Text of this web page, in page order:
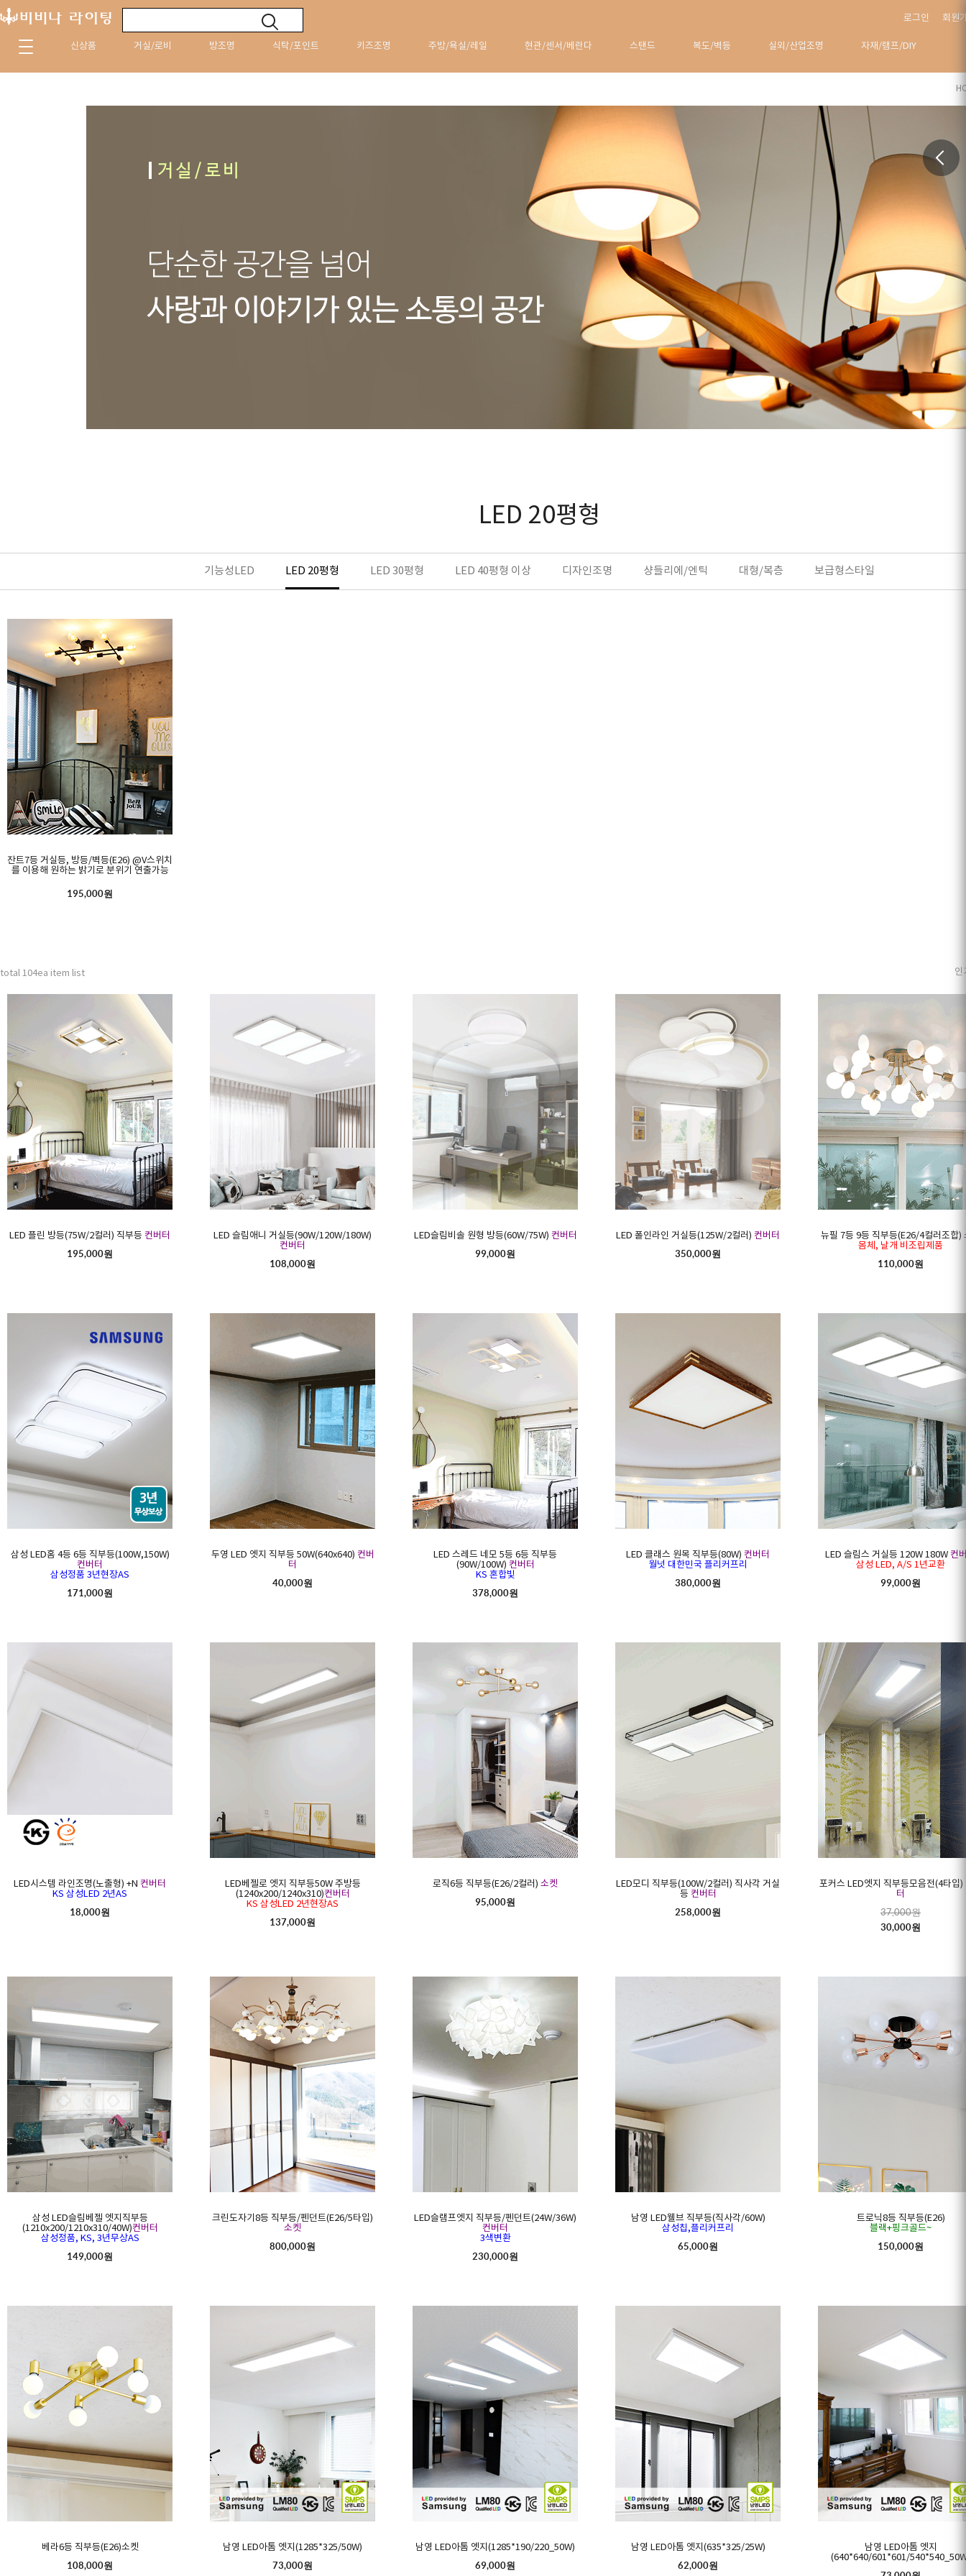
로그인 회원
신상품 거실/로비 방조명 식탁/포인트 키즈조명 주방/욕실/레일 현관/센서/베란다 스탠드 복도/벽등 실외/산업조명 자재/램프/DIY
LED 20평형
기능성LED LED 20평형 LED 30평형 LED 40평형 이상 디자인조명 샹들리에/엔틱 대형/복층 보급형스타일
잔트7등 거실등, 방등/벽등(E26) @V스위치
를 이용해 원하는 밝기로 분위기 연출가능
195,000원
total 104ea item list 인
LED 플린 방등(75W/2컬러) 직부등 컨버터
195,000원
LED 슬림애니 거실등(90W/120W/180W)
컨버터
108,000원
LED슬림비솔 원형 방등(60W/75W) 컨버터
99,000원
LED 폴인라인 거실등(125W/2컬러) 컨버터
350,000원
뉴필 7등 9등 직부등(E26/4컬러조합)
몸체, 날개 비조립제품
110,000원
삼성 LED홈 4등 6등 직부등(100W,150W)
컨버터
삼성정품 3년현장AS
171,000원
두영 LED 엣지 직부등 50W(640x640) 컨버
터
40,000원
LED 스레드 네모 5등 6등 직부등
(90W/100W) 컨버터
KS 혼합빛
378,000원
LED 클래스 원목 직부등(80W) 컨버터
월넛 대한민국 플리커프리
380,000원
LED 슬림스 거실등 120W 180W 컨
삼성 LED, A/S 1년교환
99,000원
LED시스템 라인조명(노출형) +N 컨버터
KS 삼성LED 2년AS
18,000원
LED베젤로 엣지 직부등50W 주방등
(1240x200/1240x310)컨버터
KS 삼성LED 2년현장AS
137,000원
로직6등 직부등(E26/2컬러) 소켓
95,000원
LED모디 직부등(100W/2컬러) 직사각 거실
등 컨버터
258,000원
포커스 LED엣지 직부등모음전(4타입)
터
37,000원
30,000원
삼성 LED슬림베젤 엣지직부등
(1210x200/1210x310/40W)컨버터
삼성정품, KS, 3년무상AS
149,000원
크린도자기8등 직부등/펜던트(E26/5타입)
소켓
800,000원
LED슬램프엣지 직부등/펜던트(24W/36W)
컨버터
3색변환
230,000원
남영 LED웰브 직부등(직사각/60W)
삼성칩,플리커프리
65,000원
트로닉8등 직부등(E26)
블랙+핑크골드~
150,000원
베라6등 직부등(E26)소켓
108,000원
남영 LED아톰 엣지(1285*325/50W)
73,000원
남영 LED아톰 엣지(1285*190/220_50W)
69,000원
남영 LED아톰 엣지(635*325/25W)
62,000원
남영 LED아톰 엣지
(640*640/601*601/